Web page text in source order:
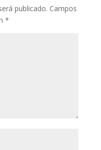
publicado. Campos
*